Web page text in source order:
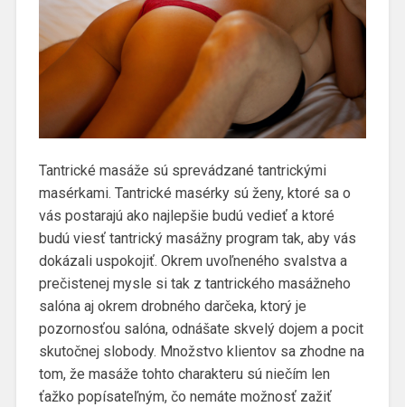
Tantrické masáže sú sprevádzané tantrickými
masérkami. Tantrické masérky sú ženy, ktoré sa o
vás postarajú ako najlepšie budú vedieť a ktoré
budú viesť tantrický masážny program tak, aby vás
dokázali uspokojiť. Okrem uvoľneného svalstva a
prečistenej mysle si tak z tantrického masážneho
salóna aj okrem drobného darčeka, ktorý je
pozornosťou salóna, odnášate skvelý dojem a pocit
skutočnej slobody. Množstvo klientov sa zhodne na
tom, že masáže tohto charakteru sú niečím len
ťažko popísateľným, čo nemáte možnosť zažiť